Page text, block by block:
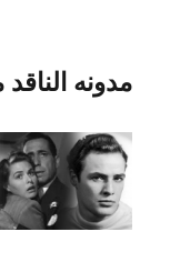
مدونه